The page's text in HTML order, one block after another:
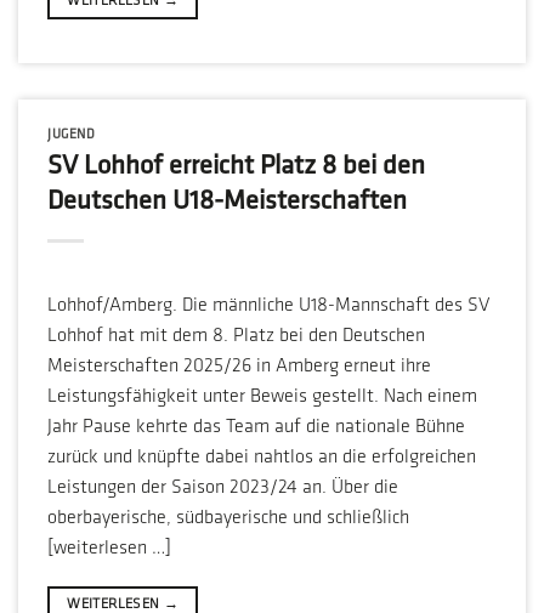
JUGEND
SV Lohhof erreicht Platz 8 bei den
Deutschen U18-Meisterschaften
Lohhof/Amberg. Die männliche U18-Mannschaft des SV
Lohhof hat mit dem 8. Platz bei den Deutschen
Meisterschaften 2025/26 in Amberg erneut ihre
Leistungsfähigkeit unter Beweis gestellt. Nach einem
Jahr Pause kehrte das Team auf die nationale Bühne
zurück und knüpfte dabei nahtlos an die erfolgreichen
Leistungen der Saison 2023/24 an. Über die
oberbayerische, südbayerische und schließlich
[weiterlesen …]
WEITERLESEN →